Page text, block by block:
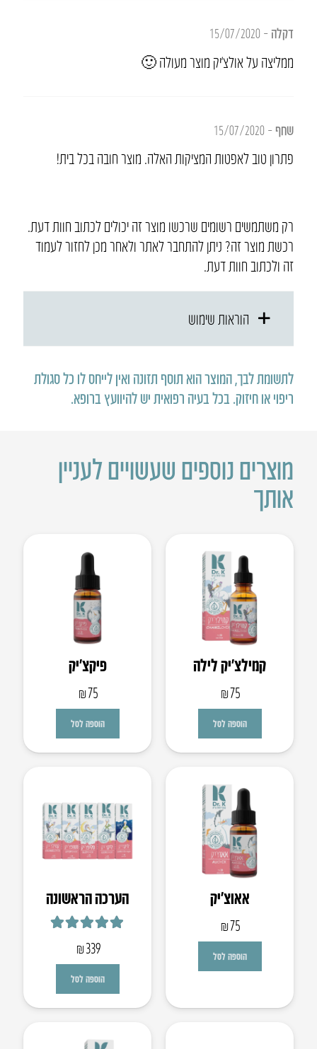
דקלה –
15/07/2020
ממליצה על אולצ’יק מוצר מעולה 🙂
שחף –
15/07/2020
פתרון טוב לאפטות המציקות האלה. מוצר חובה בכל בית!
רק משתמשים רשומים שרכשו מוצר זה יכולים לכתוב חוות דעת.
רכשת מוצר זה? ניתן להתחבר לאתר ולאחר מכן לחזור לעמוד
זה ולכתוב חוות דעת.
הוראות שימוש
לתשומת לבך, המוצר הוא תוסף תזונה ואין לייחס לו כל סגולת
ריפוי או חיזוק. בכל בעיה רפואית יש להיוועץ ברופא.
מוצרים נוספים שעשויים לעניין
אותך
קמילצ’יק לילה
₪75
הוספה לסל
פיקצ’יק
₪75
הוספה לסל
אאוצ’יק
₪75
הוספה לסל
הערכה הראשונה
5.00
₪339
הוספה לסל